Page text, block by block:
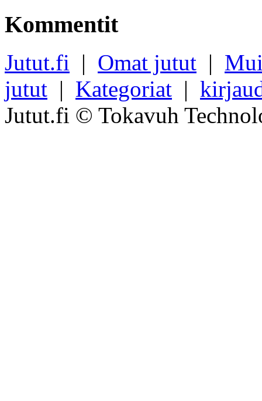
Kommentit
Jutut.fi | Omat jutut |
jutut | Kategoriat |
Jutut.fi © Tokavuh